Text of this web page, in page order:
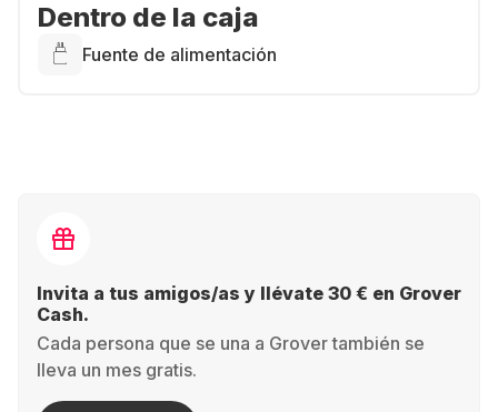
Dentro de la caja
Fuente de alimentación
Invita a tus amigos/as y llévate 30 € en Grover
Cash.
Cada persona que se una a Grover también se
lleva un mes gratis.